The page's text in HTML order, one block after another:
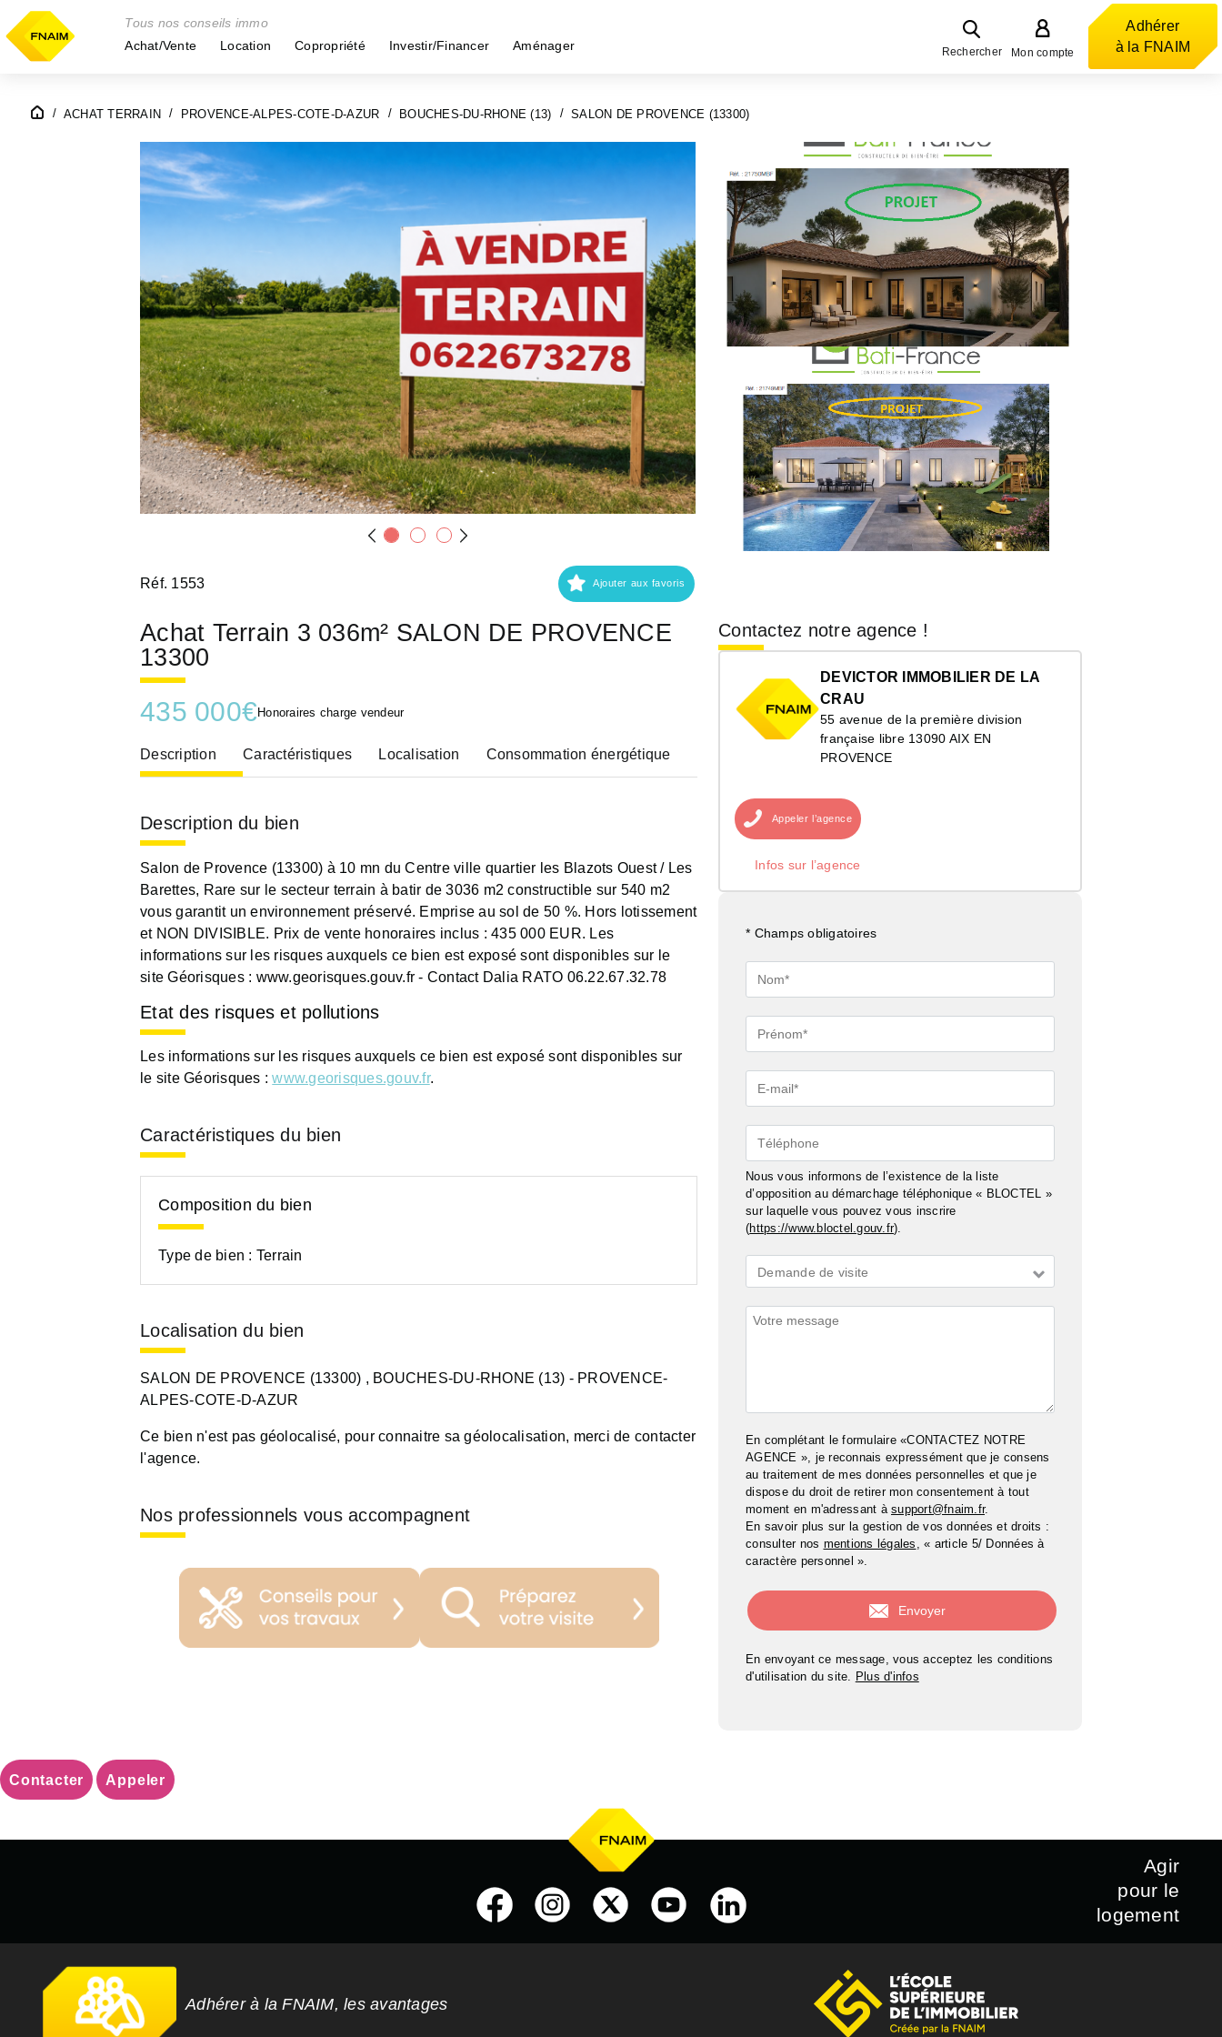
Tous nos conseils immo
Achat/Vente
Location Copropriété Investir/Financer Aménager Rechercher Mon compte
Adhérer
à la FNAIM
ACHAT TERRAIN PROVENCE-ALPES-COTE-D-AZUR BOUCHES-DU-RHONE (13) SALON DE PROVENCE (13300)
Réf. 1553 Ajouter aux favoris
Achat Terrain 3 036m² SALON DE PROVENCE
13300
435 000€ Honoraires charge vendeur
Description Caractéristiques Localisation Consommation énergétique
Description du bien
Salon de Provence (13300) à 10 mn du Centre ville quartier les Blazots Ouest / Les
Barettes, Rare sur le secteur terrain à batir de 3036 m2 constructible sur 540 m2
vous garantit un environnement préservé. Emprise au sol de 50 %. Hors lotissement
et NON DIVISIBLE. Prix de vente honoraires inclus : 435 000 EUR. Les
informations sur les risques auxquels ce bien est exposé sont disponibles sur le
site Géorisques : www.georisques.gouv.fr - Contact Dalia RATO 06.22.67.32.78
Etat des risques et pollutions
Les informations sur les risques auxquels ce bien est exposé sont disponibles sur
le site Géorisques :www.georisques.gouv.fr.
Caractéristiques du bien
Composition du bien
Type de bien : Terrain
Localisation du bien
SALON DE PROVENCE (13300) , BOUCHES-DU-RHONE (13) - PROVENCE-
ALPES-COTE-D-AZUR
Ce bien n'est pas géolocalisé, pour connaitre sa géolocalisation, merci de contacter
l'agence.
Nos professionnels vous accompagnent
Contactez notre agence !
DEVICTOR IMMOBILIER DE LA
CRAU
55 avenue de la première division
française libre 13090 AIX EN
PROVENCE
Appeler l’agence
Infos sur l’agence
* Champs obligatoires
Nom*
Prénom*
E-
mail*
Téléphone
Nous vous informons de l’existence de la liste
d’opposition au démarchage téléphonique « BLOCTEL »
sur laquelle vous pouvez vous inscrire
(https://www.bloctel.gouv.fr).
Demande
*
Demande de visite
Commentaires
En complétant le formulaire «CONTACTEZ NOTRE
AGENCE », je reconnais expressément que je consens
au traitement de mes données personnelles et que je
dispose du droit de retirer mon consentement à tout
moment en m'adressant à support@fnaim.fr.
En savoir plus sur la gestion de vos données et droits :
consulter nos mentions légales , « article 5/ Données à
caractère personnel ».
En envoyant ce message, vous acceptez les conditions
d'utilisation du site.
Plus d'infos
Contacter Appeler
Agir
pour le
logement
Adhérer à la FNAIM, les avantages